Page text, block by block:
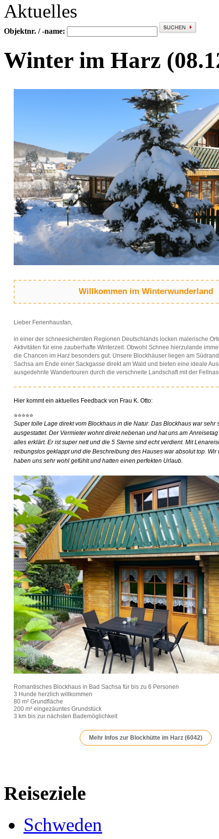
Aktuelles
Objektnr. / -name:
Winter im Harz
Willkommen im Winterwunderland
Lieber Ferienhausfan,
in einer der schneesichersten Regionen Deutschlands locken malerische
Aktivitäten für eine zauberhafte Winterzeit. Obwohl Schnee hierzulande
die Chancen im Harz besonders gut. Unsere Blockhäuser liegen am
Sachsa am Ende einer Sackgasse direkt am Wald und bieten eine ideale
ausgedehnte Wandertouren durch die verschneite Landschaft mit der
Hier kommt ein aktuelles Feedback von Frau K. Otto:
⭐⭐⭐⭐⭐
Super tolle Lage direkt vom Blockhaus in die Natur. Das Blockhaus war sehr
ausgestattet. Der Vermieter wohnt direkt nebenan und hat uns am
alles erklärt. Er ist super nett und die 5 Sterne sind echt verdient. Mit
reibungslos geklappt und die Beschreibung des Hauses war absolut top. Wir
haben uns sehr wohl gefühlt und hatten einen perfekten Urlaub.
Romantisches Blockhaus in Bad Sachsa für bis zu 6 Personen
3 Hunde herzlich willkommen
80 m² Grundfläche
200 m² eingezäuntes Grundstück
3 km bis zur nächsten Bademöglichkeit
Mehr Infos zur Blockhütte im Harz (6042)
Reiseziele
Schweden